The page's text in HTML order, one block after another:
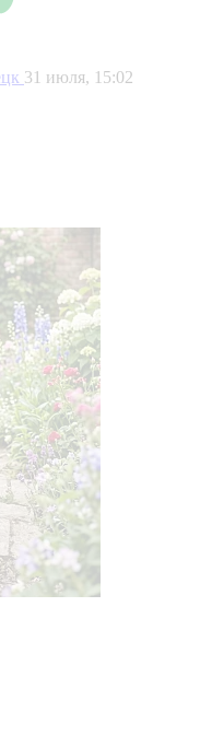
31 июля, 15:02